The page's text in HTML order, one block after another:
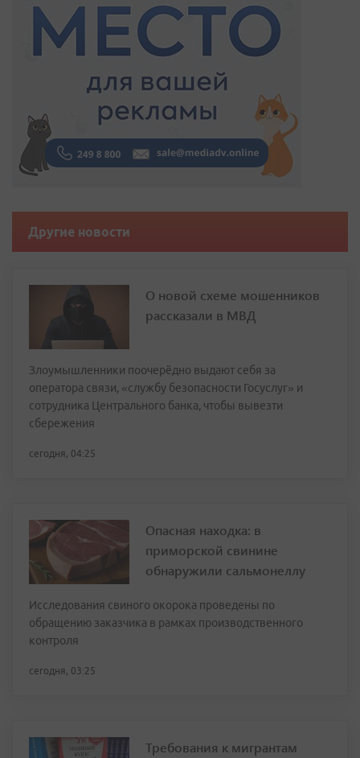
Другие новости
О новой схеме мошенников
рассказали в МВД
Злоумышленники поочерёдно выдают себя за
оператора связи, «службу безопасности Госуслуг» и
сотрудника Центрального банка, чтобы вывезти
сбережения
сегодня, 04:25
Опасная находка: в
приморской свинине
обнаружили сальмонеллу
Исследования свиного окорока проведены по
обращению заказчика в рамках производственного
контроля
сегодня, 03:25
Требования к мигрантам